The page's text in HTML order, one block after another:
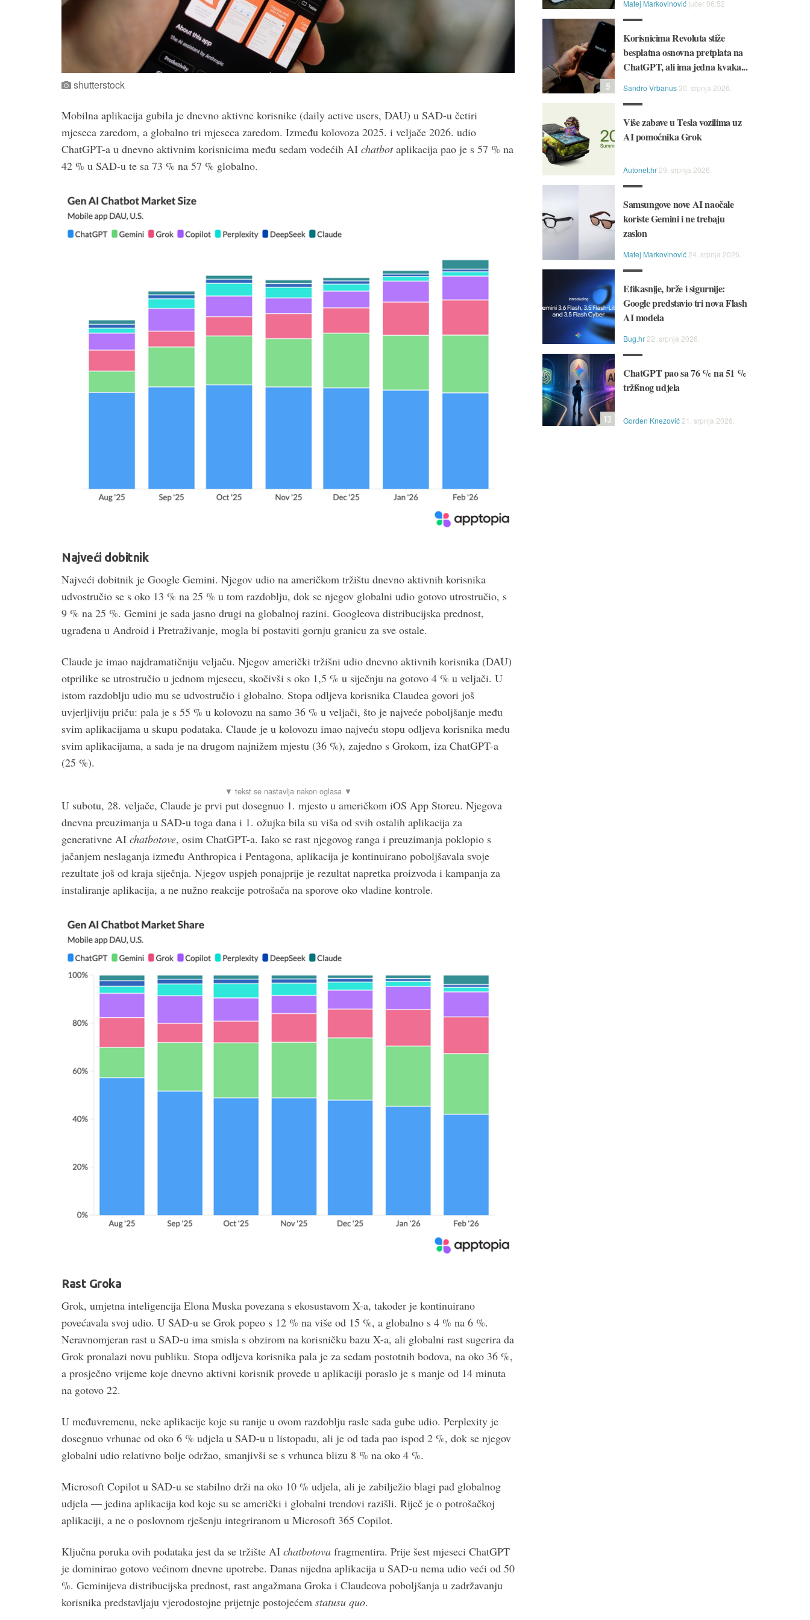
shutterstock
Mobilna aplikacija gubila je dnevno aktivne korisnike (daily active users, DAU) u SAD-u četiri
mjeseca zaredom, a globalno tri mjeseca zaredom. Između kolovoza 2025. i veljače 2026. udio
ChatGPT-a u dnevno aktivnim korisnicima među sedam vodećih AI chatbotaplikacija pao je s 57 % na
42 % u SAD-u te sa 73 % na 57 % globalno.
Najveći dobitnik
Najveći dobitnik je Google Gemini. Njegov udio na američkom tržištu dnevno aktivnih korisnika
udvostručio se s oko 13 % na 25 % u tom razdoblju, dok se njegov globalni udio gotovo utrostručio, s
9 % na 25 %. Gemini je sada jasno drugi na globalnoj razini. Googleova distribucijska prednost,
ugrađena u Android i Pretraživanje, mogla bi postaviti gornju granicu za sve ostale.
Claude je imao najdramatičniju veljaču. Njegov američki tržišni udio dnevno aktivnih korisnika (DAU)
otprilike se utrostručio u jednom mjesecu, skočivši s oko 1,5 % u siječnju na gotovo 4 % u veljači. U
istom razdoblju udio mu se udvostručio i globalno. Stopa odljeva korisnika Claudea govori još
uvjerljiviju priču: pala je s 55 % u kolovozu na samo 36 % u veljači, što je najveće poboljšanje među
svim aplikacijama u skupu podataka. Claude je u kolovozu imao najveću stopu odljeva korisnika među
svim aplikacijama, a sada je na drugom najnižem mjestu (36 %), zajedno s Grokom, iza ChatGPT-a
(25 %).
U subotu, 28. veljače, Claude je prvi put dosegnuo 1. mjesto u američkom iOS App Storeu. Njegova
dnevna preuzimanja u SAD-u toga dana i 1. ožujka bila su viša od svih ostalih aplikacija za
generativne AI chatbotove, osim ChatGPT-a. Iako se rast njegovog ranga i preuzimanja poklopio s
jačanjem neslaganja između Anthropica i Pentagona, aplikacija je kontinuirano poboljšavala svoje
rezultate još od kraja siječnja. Njegov uspjeh ponajprije je rezultat napretka proizvoda i kampanja za
instaliranje aplikacija, a ne nužno reakcije potrošača na sporove oko vladine kontrole.
Rast Groka
Grok, umjetna inteligencija Elona Muska povezana s ekosustavom X-a, također je kontinuirano
povećavala svoj udio. U SAD-u se Grok popeo s 12 % na više od 15 %, a globalno s 4 % na 6 %.
Neravnomjeran rast u SAD-u ima smisla s obzirom na korisničku bazu X-a, ali globalni rast sugerira da
Grok pronalazi novu publiku. Stopa odljeva korisnika pala je za sedam postotnih bodova, na oko 36 %,
a prosječno vrijeme koje dnevno aktivni korisnik provede u aplikaciji poraslo je s manje od 14 minuta
na gotovo 22.
U međuvremenu, neke aplikacije koje su ranije u ovom razdoblju rasle sada gube udio. Perplexity je
dosegnuo vrhunac od oko 6 % udjela u SAD-u u listopadu, ali je od tada pao ispod 2 %, dok se njegov
globalni udio relativno bolje održao, smanjivši se s vrhunca blizu 8 % na oko 4 %.
Microsoft Copilot u SAD-u se stabilno drži na oko 10 % udjela, ali je zabilježio blagi pad globalnog
udjela — jedina aplikacija kod koje su se američki i globalni trendovi razišli. Riječ je o potrošačkoj
aplikaciji, a ne o poslovnom rješenju integriranom u Microsoft 365 Copilot.
Ključna poruka ovih podataka jest da se tržište AI chatbotova fragmentira. Prije šest mjeseci ChatGPT
je dominirao gotovo većinom dnevne upotrebe. Danas nijedna aplikacija u SAD-u nema udio veći od 50
%. Geminijeva distribucijska prednost, rast angažmana Groka i Claudeova poboljšanja u zadržavanju
korisnika predstavljaju vjerodostojne prijetnje postojećem statusu quo.
Matej Markovinović jučer 06:52
Korisnicima Revoluta stiže
besplatna osnovna pretplata na
ChatGPT, ali ima jedna kvaka...
Sandro Vrbanus 30. srpnja 2026.
9
Više zabave u Tesla vozilima uz
AI pomoćnika Grok
Autonet.hr 29. srpnja 2026.
Samsungove nove AI naočale
koriste Gemini i ne trebaju
zaslon
Matej Markovinović 24. srpnja 2026.
Efikasnije, brže i sigurnije:
Google predstavio tri nova Flash
AI modela
Bug.hr 22. srpnja 2026.
ChatGPT pao sa 76 % na 51 %
tržišnog udjela
Gorden Knezović 21. srpnja 2026.
13